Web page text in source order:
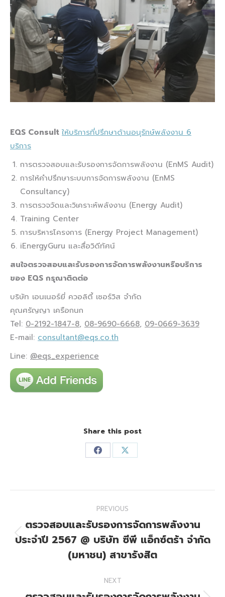
EQS Consult ให้บริการที่ปรึกษาด้านอนุรักษ์พลังงาน 6
บริการ
การตรวจสอบและรับรองการจัดการพลังงาน (EnMS Audit)
การให้คำปรึกษาระบบการจัดการพลังงาน (EnMS
Consultancy)
การตรวจวัดและวิเคราะห์พลังงาน (Energy Audit)
Training Center
การบริหารโครงการ (Energy Project Management)
iEnergyGuru และสื่อวิดีทัศน์
สนใจตรวจสอบและรับรองการจัดการพลังงานหรือบริการ
ของ EQS กรุณาติดต่อ
บริษัท เอนเนอร์ยี่ ควอลิตี้ เซอร์วิส จำกัด
คุณศรัญญา เครือกนก
Tel: 0-2192-1847-8, 08-9690-6668, 09-0669-3639
E-mail: consultant@eqs.co.th
Line: @eqs_experience
Share this post
Share
Facebook
Share
X
PREVIOUS
Previous
post:
ตรวจสอบและรับรองการจัดการพลังงาน
ประจำปี 2567 @ บริษัท ซีพี แอ็กซ์ตร้า จำกัด
(มหาชน) สาขารังสิต
NEXT